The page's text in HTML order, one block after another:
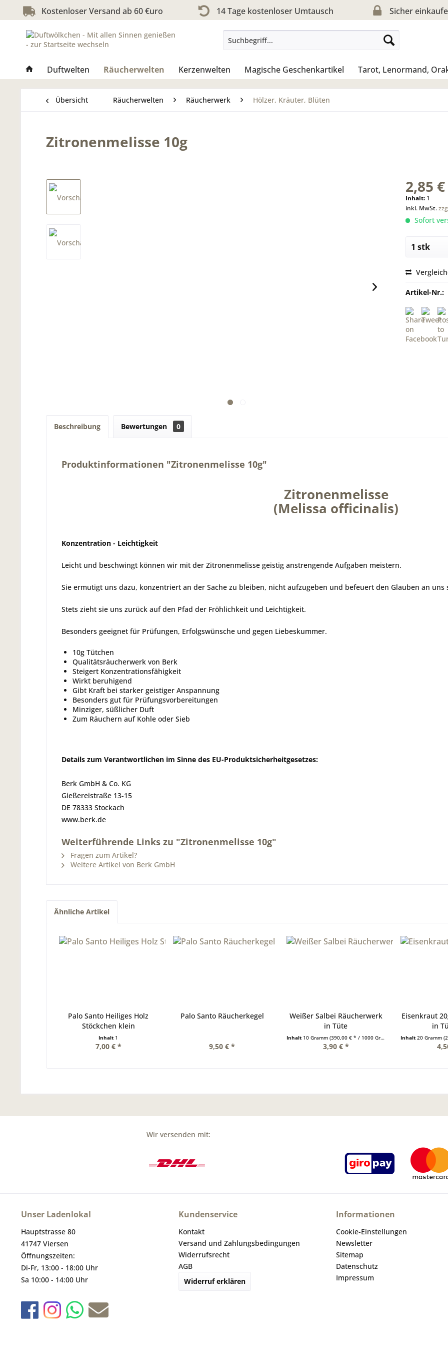
Kostenloser Versand ab 60 €uro 14 Tage kostenloser Umtausch Sicher
Duftwelten Räucherwelten Kerzenwelten Magische Geschenkartikel Tarot, Lenormand,
Übersicht Räucherwelten Räucherwerk Hölzer, Kräuter, Blüten
Zitronenmelisse 10g
2,85
Inhalt: 1
inkl. MwSt.
Sofort
Artikel-Nr.:
Beschreibung Bewertungen 0
Produktinformationen "Zitronenmelisse 10g"
Zitronenmelisse
(Melissa officinalis)
Konzentration - Leichtigkeit
Leicht und beschwingt können wir mit der Zitronenmelisse geistig anstrengende Aufgaben meistern.
Sie ermutigt uns dazu, konzentriert an der Sache zu bleiben, nicht aufzugeben und befeuert den Glauben an uns
Stets zieht sie uns zurück auf den Pfad der Fröhlichkeit und Leichtigkeit.
Besonders geeignet für Prüfungen, Erfolgswünsche und gegen Liebeskummer.
10g Tütchen
Qualitätsräucherwerk von Berk
Steigert Konzentrationsfähigkeit
Wirkt beruhigend
Gibt Kraft bei starker geistiger Anspannung
Besonders gut für Prüfungsvorbereitungen
Minziger, süßlicher Duft
Zum Räuchern auf Kohle oder Sieb
Details zum Verantwortlichen im Sinne des EU-Produktsicherheitgesetzes:
Berk GmbH & Co. KG
Gießereistraße 13-15
DE 78333 Stockach
www.berk.de
Weiterführende Links zu "Zitronenmelisse 10g"
Fragen zum Artikel?
Weitere Artikel von Berk GmbH
Ähnliche Artikel
Palo Santo Heiliges Holz
Stöckchen klein
Inhalt 1
7,00 € *
Palo Santo Räucherkegel
9,50 € *
Weißer Salbei Räucherwerk
in Tüte
Inhalt 10 Gramm(390,00 € * / 1000 Gramm)
3,90 € *
Eisenkraut
in
Inhalt 20 Gramm
Wir versenden mit:
Unser Ladenlokal
Hauptstrasse 80
41747 Viersen
Öffnungszeiten:
Di-Fr, 13:00 - 18:00 Uhr
Sa 10:00 - 14:00 Uhr
Kundenservice
Kontakt
Versand und Zahlungsbedingungen
Widerrufsrecht
AGB
Widerruf erklären
Informationen
Cookie-Einstellungen
Newsletter
Sitemap
Datenschutz
Impressum